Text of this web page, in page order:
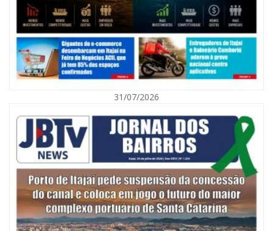
Navegantes celebra 64 anos com shows nacionais de Ferrugem, Banda
Morada e Chiquito & Bordoneio
ITAJAÍ
31/07/2026